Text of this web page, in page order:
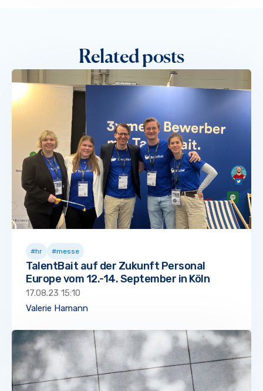
Related posts
#hr #messe
TalentBait auf der Zukunft Personal
Europe vom 12.-14. September in Köln
17.08.23 15:10
Valerie Hamann